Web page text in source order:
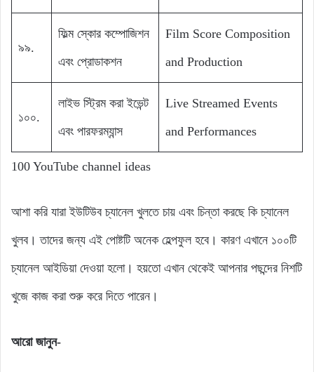
৯৯.
ফিল্ম স্কোর কম্পোজিশন
এবং প্রোডাকশন
Film Score Composition
and Production
১০০.
লাইভ স্ট্রিম করা ইভেন্ট
এবং পারফরম্যান্স
Live Streamed Events
and Performances
100 YouTube channel ideas
আশা করি যারা ইউটিউব চ্যানেল খুলতে চায় এবং চিন্তা করছে কি চ্যানেল
খুলব। তাদের জন্য এই পোষ্টটি অনেক হেল্পফুল হবে। কারণ এখানে ১০০টি
চ্যানেল আইডিয়া দেওয়া হলো। হয়তো এখান থেকেই আপনার পছন্দের নিশটি
খুজে কাজ করা শুরু করে দিতে পারেন।
আরো জানুন-